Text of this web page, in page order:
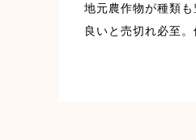
地元農作物が種類
良いと売切れ必至